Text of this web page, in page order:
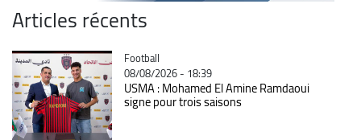
Articles récents
Catégorie
Football
08/08/2026 - 18:39
USMA : Mohamed El Amine Ramdaoui
signe pour trois saisons